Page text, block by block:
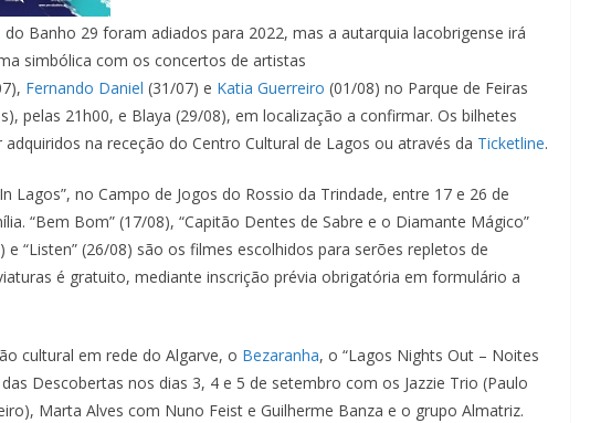
Banho 29 foram adiados para 2022, mas a autarquia lacobrigense irá
simbólica com os concertos de artistas
Fernando Daniel (31/07) e Katia Guerreiro (01/08) no Parque de Feiras
pelas 21h00, e Blaya (29/08), em localização a confirmar. Os bilhetes
na receção do Centro Cultural de Lagos ou através da Ticketline.
Lagos”, no Campo de Jogos do Rossio da Trindade, entre 17 e 26 de
“Bem Bom” (17/08), “Capitão Dentes de Sabre e o Diamante Mágico”
e “Listen” (26/08) são os filmes escolhidos para serões repletos de
é gratuito, mediante inscrição prévia obrigatória em formulário a
cultural em rede do Algarve, o Bezaranha, o “Lagos Nights Out – Noites
Descobertas nos dias 3, 4 e 5 de setembro com os Jazzie Trio (Paulo
Marta Alves com Nuno Feist e Guilherme Banza e o grupo Almatriz.
sacristia da Igreja de Santa Maria?!…